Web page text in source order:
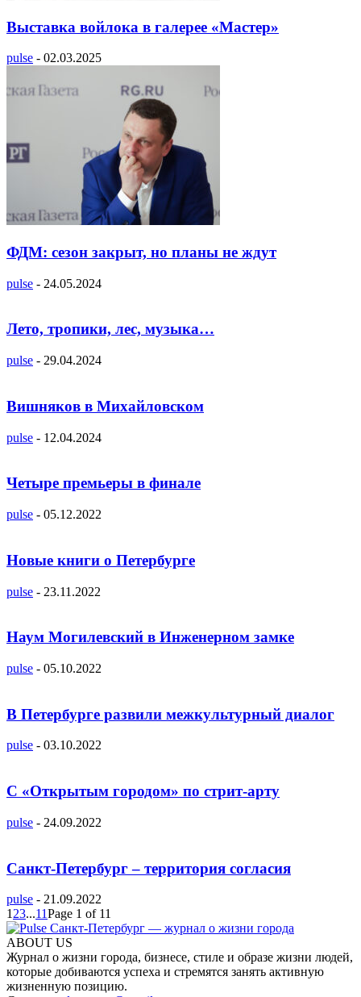
Выставка войлока в галерее «Мастер»
pulse - 02.03.2025
ФДМ: сезон закрыт, но планы не ждут
pulse - 24.05.2024
Лето, тропики, лес, музыка…
pulse - 29.04.2024
Вишняков в Михайловском
pulse - 12.04.2024
Четыре премьеры в финале
pulse - 05.12.2022
Новые книги о Петербурге
pulse - 23.11.2022
Наум Могилевский в Инженерном замке
pulse - 05.10.2022
В Петербурге развили межкультурный диалог
pulse - 03.10.2022
C «Открытым городом» по стрит-арту
pulse - 24.09.2022
Санкт-Петербург – территория согласия
pulse - 21.09.2022
1 23...11Page 1 of 11
ABOUT US
Журнал о жизни города, бизнесе, стиле и образе жизни людей,
которые добиваются успеха и стремятся занять активную
жизненную позицию.